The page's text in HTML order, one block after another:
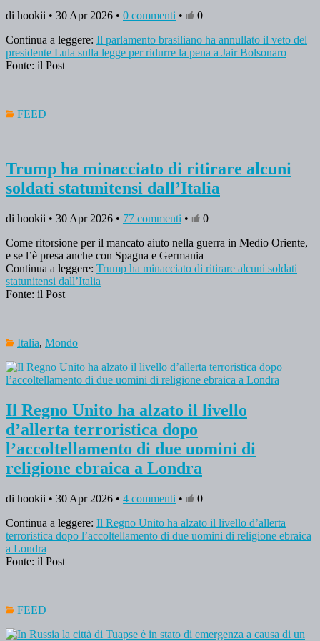
di hookii • 30 Apr 2026 • 0 commenti •
0
Continua a leggere: Il parlamento brasiliano ha annullato il veto del
presidente Lula sulla legge per ridurre la pena a Jair Bolsonaro
Fonte: il Post
FEED
Trump ha minacciato di ritirare alcuni
soldati statunitensi dall’Italia
di hookii • 30 Apr 2026 • 77 commenti •
0
Come ritorsione per il mancato aiuto nella guerra in Medio Oriente,
e se l’è presa anche con Spagna e Germania
Continua a leggere: Trump ha minacciato di ritirare alcuni soldati
statunitensi dall’Italia
Fonte: il Post
Italia, Mondo
Il Regno Unito ha alzato il livello
d’allerta terroristica dopo
l’accoltellamento di due uomini di
religione ebraica a Londra
di hookii • 30 Apr 2026 • 4 commenti •
0
Continua a leggere: Il Regno Unito ha alzato il livello d’allerta
terroristica dopo l’accoltellamento di due uomini di religione ebraica
a Londra
Fonte: il Post
FEED